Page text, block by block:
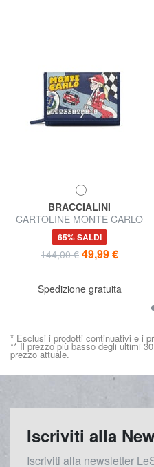
BRACCIALINI
CARTOLINE MONTE CARLO
Portafoglio medio
65% SALDI
144,00 € 49,99 €
Spedizione gratuita
* Esclusi i prodotti continuativi e i
** Il prezzo più basso degli ultimi
prezzo attuale.
Iscriviti alla
Iscriviti alla newsletter